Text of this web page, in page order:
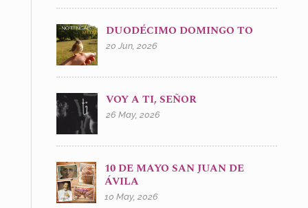
DUODÉCIMO DOMINGO TO
20 Jun, 2026
VOY A TI, SEÑOR
26 May, 2026
10 DE MAYO SAN JUAN DE
ÁVILA
10 May, 2026